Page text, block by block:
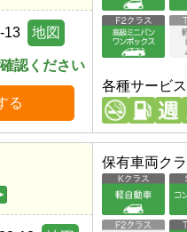
13 地図
認ください
る
各種サービス
保有車両ク